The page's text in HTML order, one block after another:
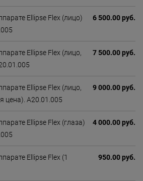
Ellipse Flex (лицо)
6 500.00 руб.
Ellipse Flex (лицо,
7 500.00 руб.
Ellipse Flex (лицо,
цена). А20.01.005
9 000.00 руб.
Ellipse Flex (глаза)
4 000.00 руб.
Ellipse Flex (1
950.00 руб.